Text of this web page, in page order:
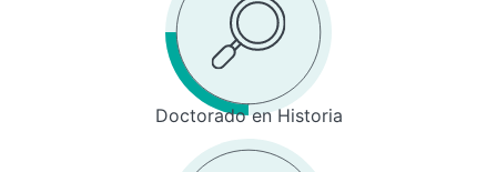
Doctorado en Historia